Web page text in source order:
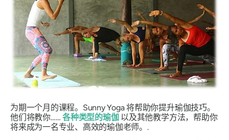
为期一个月的课程。Sunny Yoga 将帮助你提升瑜伽技巧。
他们将教你……各种类型的瑜伽 以及其他教学方法，帮助你
将来成为一名专业、高效的瑜伽老师。.